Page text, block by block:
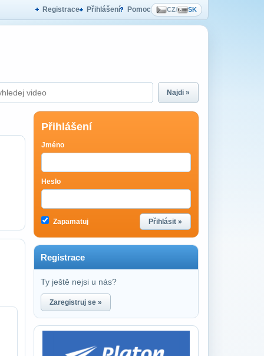
Registrace Přihlášení Pomoc CZ/ SK
Najdi »
Přihlášení
Jméno
Heslo
Zapamatuj Přihlásit »
Registrace
Ty ještě nejsi u nás?
Zaregistruj se »